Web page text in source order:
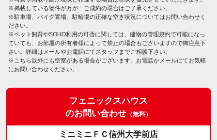
※掲載している物件が万が一ご成約の場合はご了承ください。
※駐車場、バイク置場、駐輪場の正確な空き状況についてはお問い合わせく
ださい。
※ペット飼育やSOHO利用の可否に関しては、建物の管理規約で可能になっ
ていても、お部屋の所有者様によって禁止の場合もございますので御注意下
さい。詳細はメールやお電話にてスタッフまでご相談下さい。
※こちら以外にも空室がある場合がございます。お電話かメールにてお気軽
にお問い合わせください。
フェニックスハウス
のお問い合わせ （無料）
ミニミニＦＣ信州大学前店